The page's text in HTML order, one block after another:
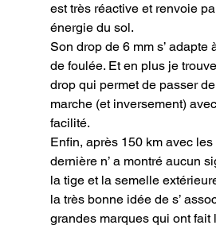
est très réactive et renvoie
énergie du sol.
Son drop de 6 mm s’ adapte
de foulée. Et en plus je
drop qui permet de passer
marche (et inversement)
facilité.
Enfin, après 150 km avec
dernière n’ a montré aucun
la tige et la semelle
la très bonne idée de s’
grandes marques qui ont fait